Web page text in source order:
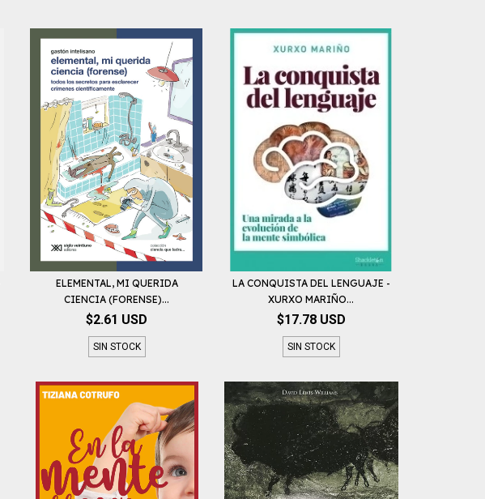
ELEMENTAL, MI QUERIDA
CIENCIA (FORENSE)...
$2.61 USD
SIN STOCK
LA CONQUISTA DEL LENGUAJE -
XURXO MARIÑO...
$17.78 USD
SIN STOCK